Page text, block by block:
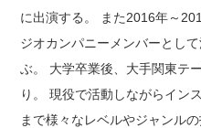
に出演する。 また2016年～
ジオカンパニーメンバーとし
ぶ。 大学卒業後、大手関東テ
り。 現役で活動しながらイン
まで様々なレベルやジャンル